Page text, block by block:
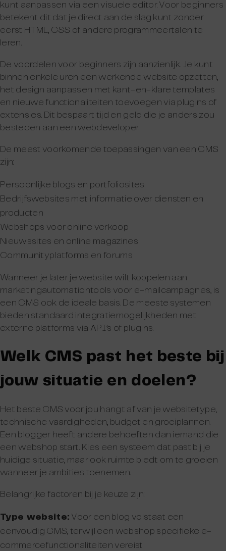
kunt aanpassen via een visuele editor. Voor beginners
betekent dit dat je direct aan de slag kunt zonder
eerst HTML, CSS of andere programmeertalen te
leren.
De voordelen voor beginners zijn aanzienlijk. Je kunt
binnen enkele uren een werkende website opzetten,
het design aanpassen met kant-en-klare templates
en nieuwe functionaliteiten toevoegen via plugins of
extensies. Dit bespaart tijd en geld die je anders zou
besteden aan een webdeveloper.
De meest voorkomende toepassingen van een CMS
zijn:
Persoonlijke blogs en portfoliosites
Bedrijfswebsites met informatie over diensten en
producten
Webshops voor online verkoop
Nieuwssites en online magazines
Communityplatforms en forums
Wanneer je later je website wilt koppelen aan
marketingautomationtools voor e-mailcampagnes, is
een CMS ook de ideale basis. De meeste systemen
bieden standaard integratiemogelijkheden met
externe platforms via API’s of plugins.
Welk CMS past het beste bij
jouw situatie en doelen?
Het beste CMS voor jou hangt af van je websitetype,
technische vaardigheden, budget en groeiplannen.
Een blogger heeft andere behoeften dan iemand die
een webshop start. Kies een systeem dat past bij je
huidige situatie, maar ook ruimte biedt om te groeien
wanneer je ambities toenemen.
Belangrijke factoren bij je keuze zijn:
Type website: Voor een blog volstaat een
eenvoudig CMS, terwijl een webshop specifieke e-
commercefunctionaliteiten vereist